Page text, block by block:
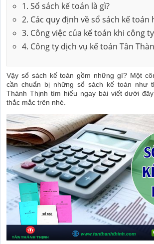
1. Sổ sách kế toán là gì?
2. Các quy định về sổ sách kế toán
3. Công việc của kế toán khi công
4. Công ty dịch vụ kế toán Tân
Vậy sổ sách kế toán gồm những gì? Một
cần chuẩn bị những sổ sách kế toán như
Thành Thịnh tìm hiểu ngay bài viết dưới
thắc mắc trên nhé.